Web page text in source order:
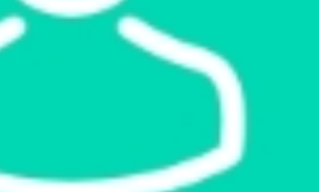
торгов
Погрузчик телескопический